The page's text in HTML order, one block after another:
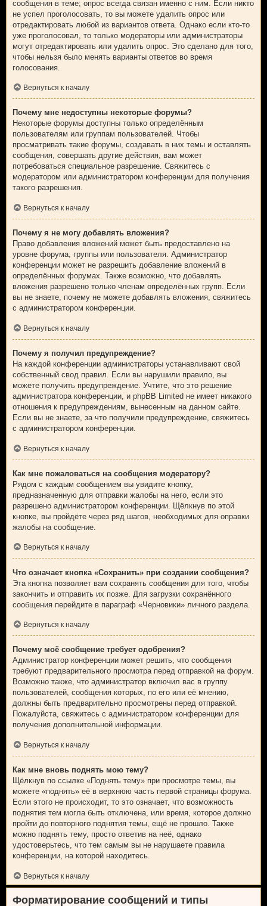
сообщения в теме; опрос всегда связан именно с ним. Если никто
не успел проголосовать, то вы можете удалить опрос или
отредактировать любой из вариантов ответа. Однако если кто-то
уже проголосовал, то только модераторы или администраторы
могут отредактировать или удалить опрос. Это сделано для того,
чтобы нельзя было менять варианты ответов во время
голосования.
Вернуться к началу
Почему мне недоступны некоторые форумы?
Некоторые форумы доступны только определённым
пользователям или группам пользователей. Чтобы
просматривать такие форумы, создавать в них темы и оставлять
сообщения, совершать другие действия, вам может
потребоваться специальное разрешение. Свяжитесь с
модератором или администратором конференции для получения
такого разрешения.
Вернуться к началу
Почему я не могу добавлять вложения?
Право добавления вложений может быть предоставлено на
уровне форума, группы или пользователя. Администратор
конференции может не разрешить добавление вложений в
определённых форумах. Также возможно, что добавлять
вложения разрешено только членам определённых групп. Если
вы не знаете, почему не можете добавлять вложения, свяжитесь
с администратором конференции.
Вернуться к началу
Почему я получил предупреждение?
На каждой конференции администраторы устанавливают свой
собственный свод правил. Если вы нарушили правило, вы
можете получить предупреждение. Учтите, что это решение
администратора конференции, и phpBB Limited не имеет никакого
отношения к предупреждениям, вынесенным на данном сайте.
Если вы не знаете, за что получили предупреждение, свяжитесь
с администратором конференции.
Вернуться к началу
Как мне пожаловаться на сообщения модератору?
Рядом с каждым сообщением вы увидите кнопку,
предназначенную для отправки жалобы на него, если это
разрешено администратором конференции. Щёлкнув по этой
кнопке, вы пройдёте через ряд шагов, необходимых для оправки
жалобы на сообщение.
Вернуться к началу
Что означает кнопка «Сохранить» при создании сообщения?
Эта кнопка позволяет вам сохранять сообщения для того, чтобы
закончить и отправить их позже. Для загрузки сохранённого
сообщения перейдите в параграф «Черновики» личного раздела.
Вернуться к началу
Почему моё сообщение требует одобрения?
Администратор конференции может решить, что сообщения
требуют предварительного просмотра перед отправкой на форум.
Возможно также, что администратор включил вас в группу
пользователей, сообщения которых, по его или её мнению,
должны быть предварительно просмотрены перед отправкой.
Пожалуйста, свяжитесь с администратором конференции для
получения дополнительной информации.
Вернуться к началу
Как мне вновь поднять мою тему?
Щёлкнув по ссылке «Поднять тему» при просмотре темы, вы
можете «поднять» её в верхнюю часть первой страницы форума.
Если этого не происходит, то это означает, что возможность
поднятия тем могла быть отключена, или время, которое должно
пройти до повторного поднятия темы, ещё не прошло. Также
можно поднять тему, просто ответив на неё, однако
удостоверьтесь, что тем самым вы не нарушаете правила
конференции, на которой находитесь.
Вернуться к началу
Форматирование сообщений и типы